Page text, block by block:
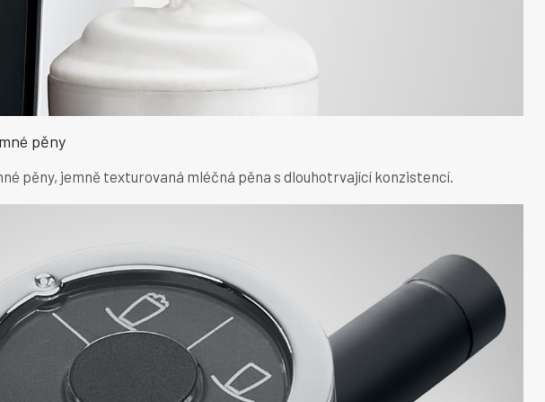
pěny
pěny, jemně texturovaná mléčná pěna s dlouhotrvající konzistencí.